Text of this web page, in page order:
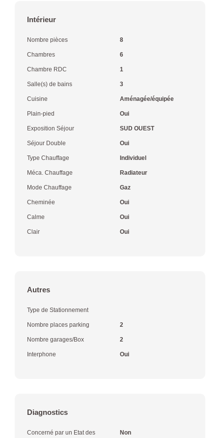
Intérieur
Nombre pièces 8
Chambres 6
Chambre RDC 1
Salle(s) de bains 3
Cuisine Aménagée/équipée
Plain-pied Oui
Exposition Séjour SUD OUEST
Séjour Double Oui
Type Chauffage Individuel
Méca. Chauffage Radiateur
Mode Chauffage Gaz
Cheminée Oui
Calme Oui
Clair Oui
Autres
Type de Stationnement
Nombre places parking 2
Nombre garages/Box 2
Interphone Oui
Diagnostics
Concerné par un Etat des
Non